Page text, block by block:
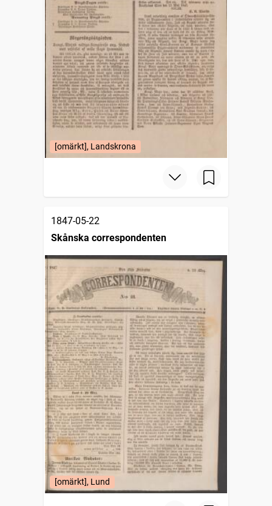
[omärkt], Landskrona
1847-05-22
Skånska correspondenten
[omärkt], Lund